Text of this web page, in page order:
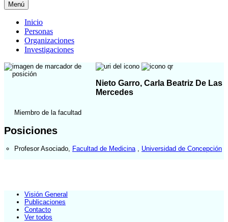
Menú
Inicio
Personas
Organizaciones
Investigaciones
Nieto Garro, Carla Beatriz De Las
Mercedes
Miembro de la facultad
Posiciones
Profesor Asociado Facultad de Medicina Universidad de Concepción
Visión General
Publicaciones
Contacto
Ver todos